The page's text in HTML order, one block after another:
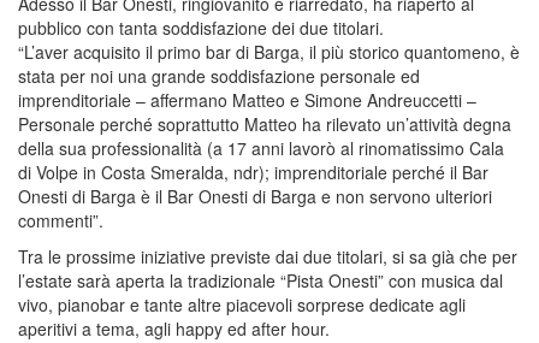
pubblico con tanta soddisfazione dei due titolari.
“L’aver acquisito il primo bar di Barga, il più storico quantomeno, è
stata per noi una grande soddisfazione personale ed
imprenditoriale – affermano Matteo e Simone Andreuccetti –
Personale perché soprattutto Matteo ha rilevato un’attività degna
della sua professionalità (a 17 anni lavorò al rinomatissimo Cala
di Volpe in Costa Smeralda, ndr); imprenditoriale perché il Bar
Onesti di Barga è il Bar Onesti di Barga e non servono ulteriori
commenti”.
Tra le prossime iniziative previste dai due titolari, si sa già che per
l’estate sarà aperta la tradizionale “Pista Onesti” con musica dal
vivo, pianobar e tante altre piacevoli sorprese dedicate agli
aperitivi a tema, agli happy ed after hour.